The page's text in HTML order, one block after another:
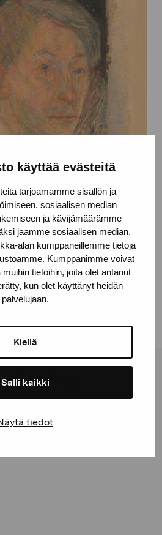
käyttää evästeitä
tarjoamamme sisällön ja
sosiaalisen median
ja kävijämäärämme
jaamme sosiaalisen median,
alan kumppaneillemme tietoja
Kumppanimme voivat
tietoihin, joita olet antanut
kun olet käyttänyt heidän
palvelujaan.
Kiellä
Salli kaikki
tiedot
Artibus